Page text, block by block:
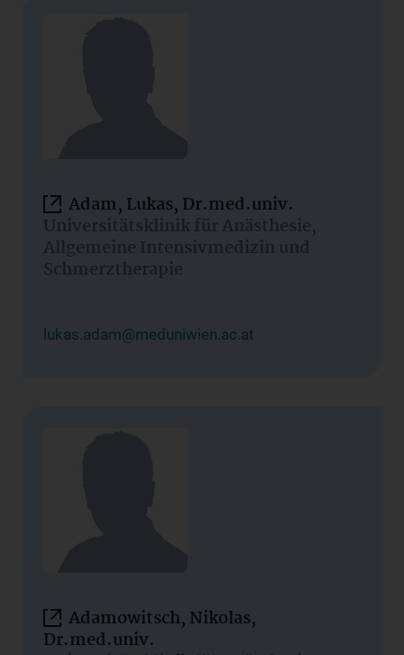
Adam, Lukas, Dr.med.univ.
Universitätsklinik für Anästhesie,
Allgemeine Intensivmedizin und
Schmerztherapie
lukas.adam@meduniwien.ac.at
Adamowitsch, Nikolas,
Dr.med.univ.